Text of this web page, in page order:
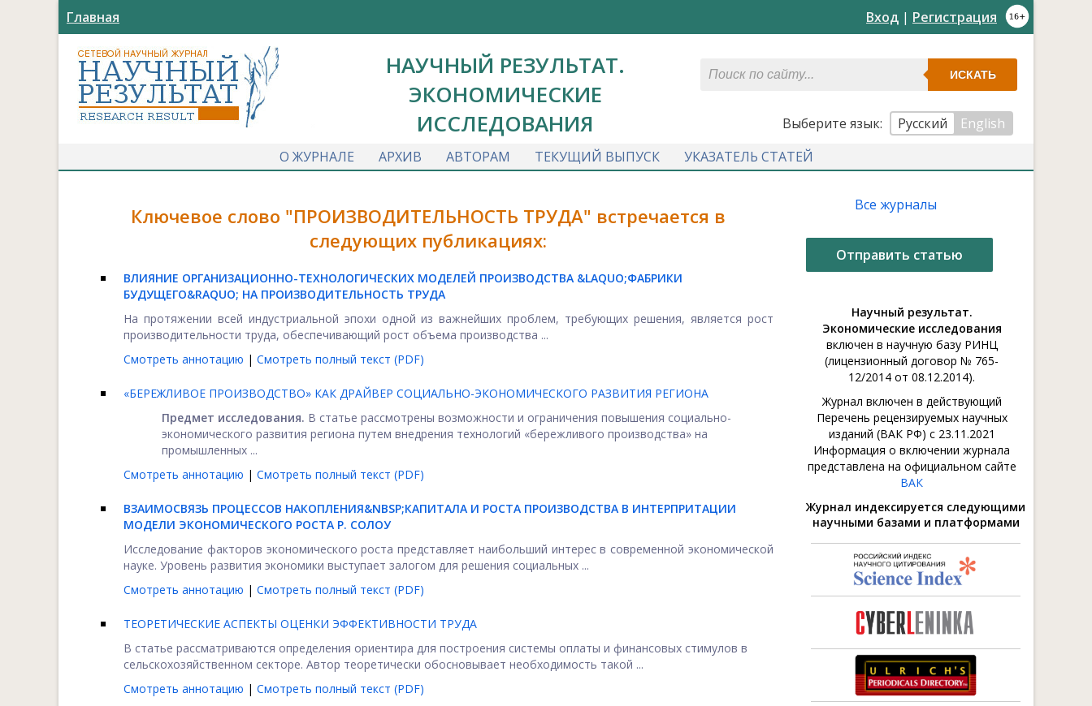
Главная Вход | Регистрация
НАУЧНЫЙ РЕЗУЛЬТАТ.
ЭКОНОМИЧЕСКИЕ
ИССЛЕДОВАНИЯ
ИСКАТЬ
Выберите язык: Русский
English
О ЖУРНАЛЕ
АРХИВ АВТОРАМ ТЕКУЩИЙ ВЫПУСК УКАЗАТЕЛЬ СТАТЕЙ
Ключевое слово "ПРОИЗВОДИТЕЛЬНОСТЬ ТРУДА" встречается в
следующих публикациях:
ВЛИЯНИЕ ОРГАНИЗАЦИОННО-ТЕХНОЛОГИЧЕСКИХ МОДЕЛЕЙ ПРОИЗВОДСТВА &LAQUO;ФАБРИКИ
БУДУЩЕГО&RAQUO; НА ПРОИЗВОДИТЕЛЬНОСТЬ ТРУДА
На протяжении всей индустриальной эпохи одной из важнейших проблем, требующих решения, является рост
производительности труда, обеспечивающий рост объема производства ...
Смотреть аннотацию | Смотреть полный текст (PDF)
«БЕРЕЖЛИВОЕ ПРОИЗВОДСТВО» КАК ДРАЙВЕР СОЦИАЛЬНО-ЭКОНОМИЧЕСКОГО РАЗВИТИЯ РЕГИОНА
Предмет исследования. В статье рассмотрены возможности и ограничения повышения социально-
экономического развития региона путем внедрения технологий «бережливого производства» на
промышленных ...
Смотреть аннотацию | Смотреть полный текст (PDF)
ВЗАИМОСВЯЗЬ ПРОЦЕССОВ НАКОПЛЕНИЯ&NBSP;КАПИТАЛА И РОСТА ПРОИЗВОДСТВА В ИНТЕРПРИТАЦИИ
МОДЕЛИ ЭКОНОМИЧЕСКОГО РОСТА Р. СОЛОУ
Исследование факторов экономического роста представляет наибольший интерес в современной экономической
науке. Уровень развития экономики выступает залогом для решения социальных ...
Смотреть аннотацию | Смотреть полный текст (PDF)
ТЕОРЕТИЧЕСКИЕ АСПЕКТЫ ОЦЕНКИ ЭФФЕКТИВНОСТИ ТРУДА
В статье рассматриваются определения ориентира для построения системы оплаты и финансовых стимулов в
сельскохозяйственном секторе. Автор теоретически обосновывает необходимость такой ...
Смотреть аннотацию | Смотреть полный текст (PDF)
Все журналы
Отправить статью
Научный результат.
Экономические исследования
включен в научную базу РИНЦ
(лицензионный договор № 765-
12/2014 от 08.12.2014).
Журнал включен в действующий
Перечень рецензируемых научных
изданий (ВАК РФ) с 23.11.2021
Информация о включении журнала
представлена на официальном сайте
ВАК
Журнал индексируется следующими
научными базами и платформами